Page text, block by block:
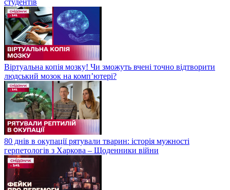
Віртуальна копія мозку! Чи зможуть вчені точно відтворити
людський мозок на компʼютері?
80 днів в окупації рятували тварин: історія мужності
герпетологів з Харкова – Щоденники війни